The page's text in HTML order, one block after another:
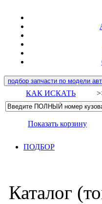
подбор запчасти по модели
КАК ИСКАТЬ
Показать корзину
ПОДБОР
Каталог